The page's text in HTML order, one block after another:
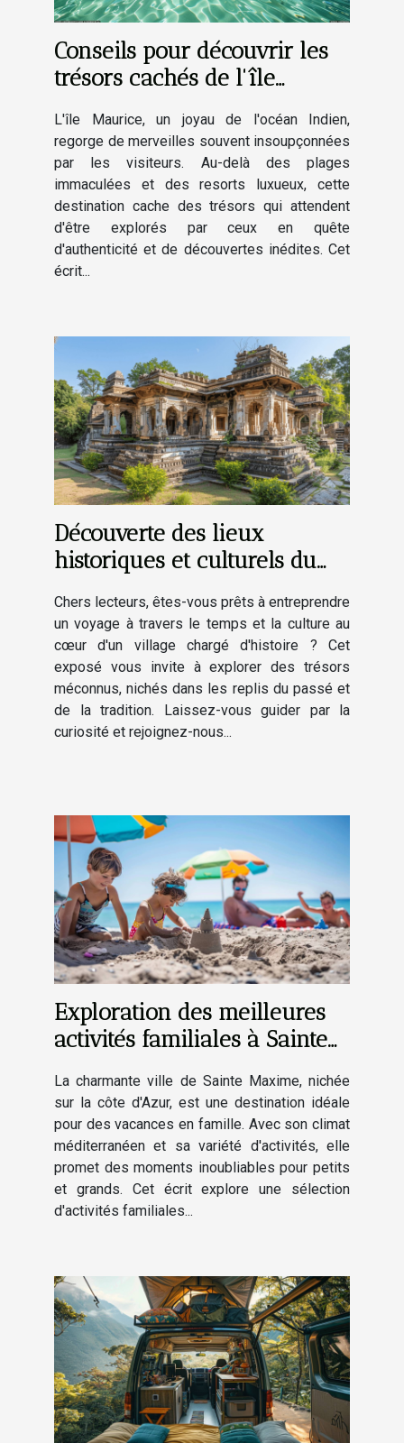
Conseils pour découvrir les
trésors cachés de l'île
L'île Maurice, un joyau de l'océan Indien,
regorge de merveilles souvent insoupçonnées
par les visiteurs. Au-delà des plages
immaculées et des resorts luxueux, cette
destination cache des trésors qui attendent
d'être explorés par ceux en quête
d'authenticité et de découvertes inédites. Cet
écrit...
Découverte des lieux
historiques et culturels du
Chers lecteurs, êtes-vous prêts à entreprendre
un voyage à travers le temps et la culture au
cœur d'un village chargé d'histoire ? Cet
exposé vous invite à explorer des trésors
méconnus, nichés dans les replis du passé et
de la tradition. Laissez-vous guider par la
curiosité et rejoignez-nous...
Exploration des meilleures
activités familiales à Sainte
La charmante ville de Sainte Maxime, nichée
sur la côte d'Azur, est une destination idéale
pour des vacances en famille. Avec son climat
méditerranéen et sa variété d'activités, elle
promet des moments inoubliables pour petits
et grands. Cet écrit explore une sélection
d'activités familiales...